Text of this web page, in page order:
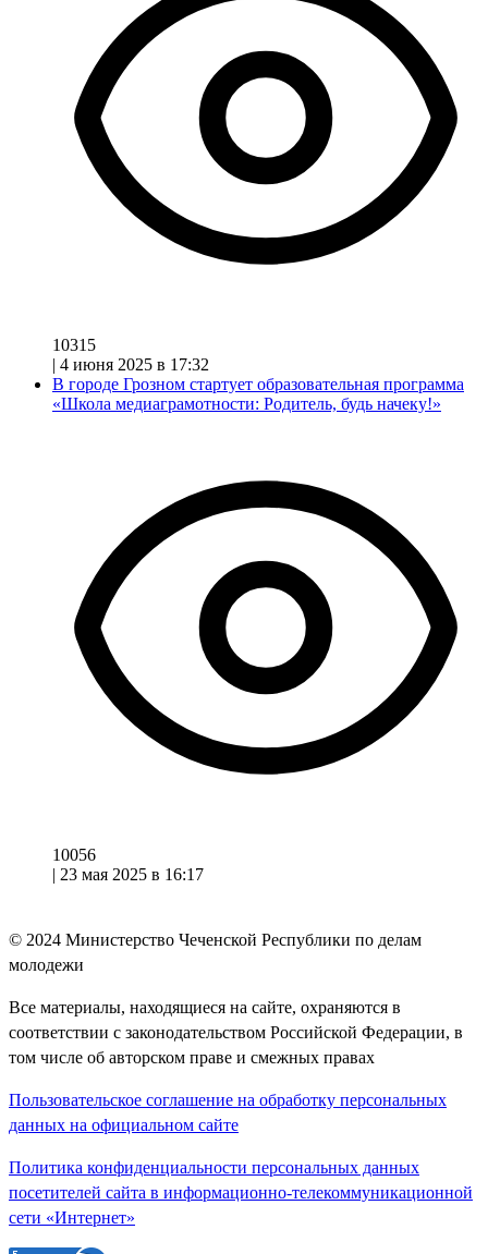
10315
| 4 июня 2025 в 17:32
В городе Грозном стартует образовательная программа
«Школа медиаграмотности: Родитель, будь начеку!»
10056
| 23 мая 2025 в 16:17
© 2024 Министерство Чеченской Республики по делам
молодежи
Все материалы, находящиеся на сайте, охраняются в
соответствии с законодательством Российской Федерации, в
том числе об авторском праве и смежных правах
Пользовательское соглашение на обработку персональных
данных на официальном сайте
Политика конфиденциальности персональных данных
посетителей сайта в информационно-телекоммуникационной
сети «Интернет»